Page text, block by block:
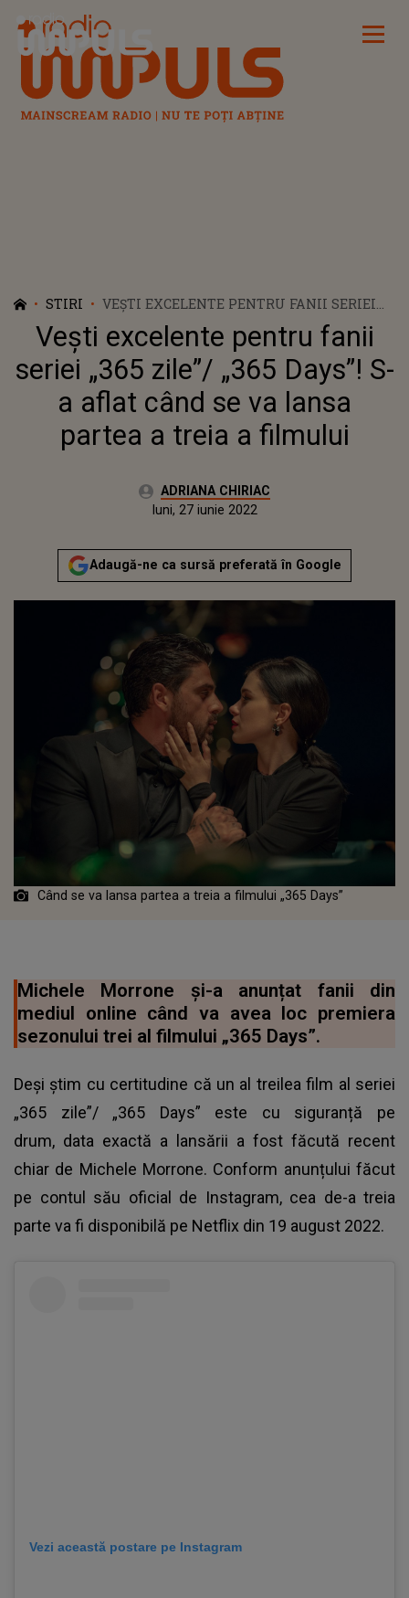
Radio Impuls
STIRI
VEȘTI EXCELENTE PENTRU FANII SERIEI
„365 ZILE”/ „365 DAYS”! S-A AFLAT CÂND SE
VA LANSA PARTEA A TREIA A FILMULUI
Vești excelente pentru fanii
seriei „365 zile”/ „365 Days”! S-
a aflat când se va lansa
partea a treia a filmului
Autor:ADRIANA CHIRIAC
Publicat:
luni, 27 iunie 2022
Adaugă-ne ca sursă preferată în Google
Când se va lansa partea a treia a filmului „365 Days”
Michele Morrone și-a anunțat fanii din
mediul online când va avea loc premiera
sezonului trei al filmului „365 Days”.
Deși știm cu certitudine că un al treilea film al seriei
„365 zile”/ „365 Days” este cu siguranță pe
drum, data exactă a lansării a fost făcută recent
chiar de Michele Morrone. Conform anunțului făcut
pe contul său oficial de Instagram, cea de-a treia
parte va fi disponibilă pe Netflix din 19 august 2022.
Vezi această postare pe Instagram